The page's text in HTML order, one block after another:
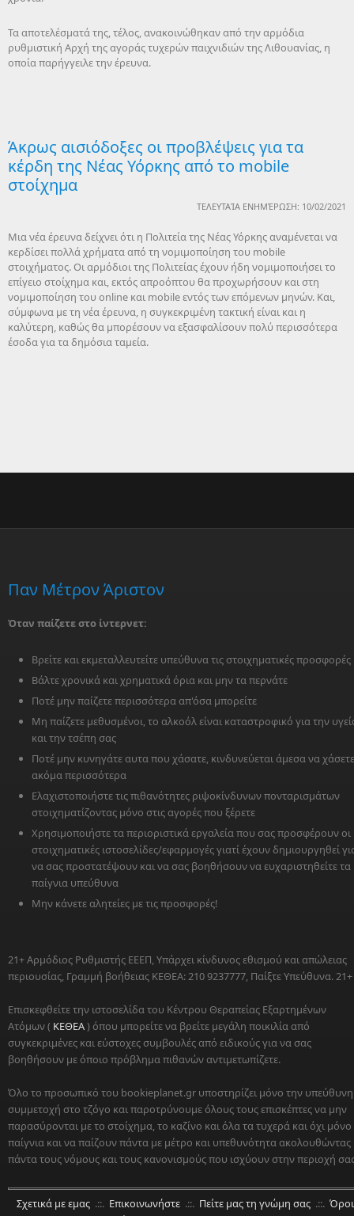
Τα αποτελέσματά της, τέλος, ανακοινώθηκαν από την αρμόδια
ρυθμιστική Αρχή της αγοράς τυχερών παιχνιδιών της Λιθουανίας, η
οποία παρήγγειλε την έρευνα.
Άκρως αισιόδοξες οι προβλέψεις για τα
κέρδη της Νέας Υόρκης από το mobile
στοίχημα
ΤΕΛΕΥΤΑΊΑ ΕΝΗΜΈΡΩΣΗ: 10/02/2021
Μια νέα έρευνα δείχνει ότι η Πολιτεία της Νέας Υόρκης αναμένεται να
κερδίσει πολλά χρήματα από τη νομιμοποίηση του mobile
στοιχήματος. Οι αρμόδιοι της Πολιτείας έχουν ήδη νομιμοποιήσει το
επίγειο στοίχημα και, εκτός απροόπτου θα προχωρήσουν και στη
νομιμοποίηση του online και mobile εντός των επόμενων μηνών. Και,
σύμφωνα με τη νέα έρευνα, η συγκεκριμένη τακτική είναι και η
καλύτερη, καθώς θα μπορέσουν να εξασφαλίσουν πολύ περισσότερα
έσοδα για τα δημόσια ταμεία.
Παν Μέτρον Άριστον
Όταν παίζετε στο ίντερνετ:
Βρείτε και εκμεταλλευτείτε υπεύθυνα τις στοιχηματικές προσφορές
Βάλτε χρονικά και χρηματικά όρια και μην τα περνάτε
Ποτέ μην παίζετε περισσότερα απ'όσα μπορείτε
Μη παίζετε μεθυσμένοι, το αλκοόλ είναι καταστροφικό για την
και την τσέπη σας
Ποτέ μην κυνηγάτε αυτα που χάσατε, κινδυνεύεται άμεσα να χάσετε
ακόμα περισσότερα
Ελαχιστοποιήστε τις πιθανότητες ριψοκίνδυνων πονταρισμάτων
στοιχηματίζοντας μόνο στις αγορές που ξέρετε
Χρησιμοποιήστε τα περιοριστικά εργαλεία που σας προσφέρουν οι
στοιχηματικές ιστοσελίδες/εφαρμογές γιατί έχουν δημιουργηθεί
να σας προστατέψουν και να σας βοηθήσουν να ευχαριστηθείτε τα
παίγνια υπεύθυνα
Μην κάνετε αλητείες με τις προσφορές!
21+ Αρμόδιος Ρυθμιστής ΕΕΕΠ, Υπάρχει κίνδυνος εθισμού και απώλειας
περιουσίας, Γραμμή βοήθειας ΚΕΘΕΑ: 210 9237777, Παίξτε Υπεύθυνα. 21+
Επισκεφθείτε την ιστοσελίδα του Κέντρου Θεραπείας Εξαρτημένων
Ατόμων ( ΚΕΘΕΑ) όπου μπορείτε να βρείτε μεγάλη ποικιλία από
συγκεκριμένες και εύστοχες συμβουλές από ειδικούς για να σας
βοηθήσουν με όποιο πρόβλημα πιθανών αντιμετωπίζετε.
Όλο το προσωπικό του bookieplanet.gr υποστηρίζει μόνο την υπεύθυνη
συμμετοχή στο τζόγο και παροτρύνουμε όλους τους επισκέπτες να μην
παρασύρονται με το στοίχημα, το καζίνο και όλα τα τυχερά και όχι μόνο
παίγνια και να παίζουν πάντα με μέτρο και υπεθυνότητα ακολουθώντας
πάντα τους νόμους και τους κανονισμούς που ισχύουν στην περιοχή
Σχετικά με εμας .::. Επικοινωνήστε .::. Πείτε μας τη γνώμη σας .::. Όροι